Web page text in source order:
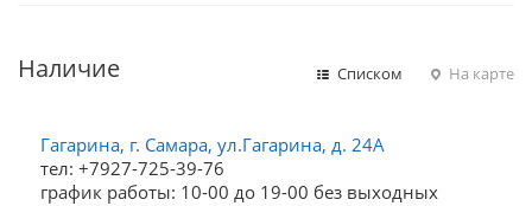
Наличие Списком На карте
Гагарина, г. Самара, ул.Гагарина, д. 24А
тел: +7927-725-39-76
график работы: 10-00 до 19-00 без выходных